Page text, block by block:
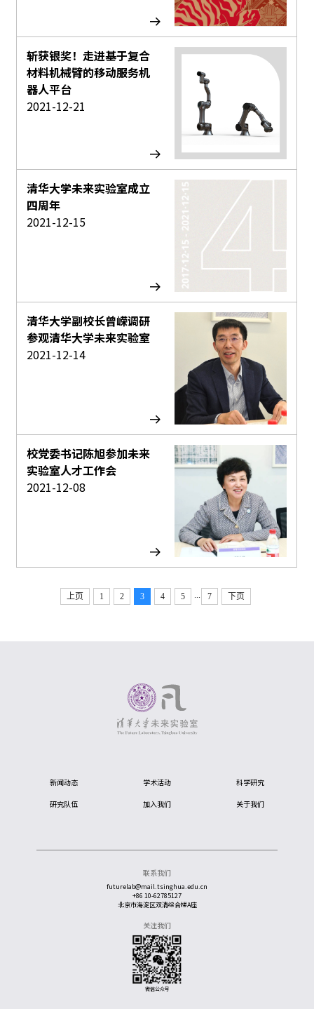
斩获银奖！走进基于复合
材料机械臂的移动服务机
器人平台
2021-12-21
清华大学未来实验室成立
四周年
2021-12-15
清华大学副校长曾嵘调研
参观清华大学未来实验室
2021-12-14
校党委书记陈旭参加未来
实验室人才工作会
2021-12-08
上页 1 2 3 4 5 ... 7 下页
新闻动态 学术活动 科学研究
研究队伍 加入我们 关于我们
联系我们
futurelab@mail.tsinghua.edu.cn
+86 10-62785127
北京市海淀区双清综合楼A座
关注我们
微信公众号